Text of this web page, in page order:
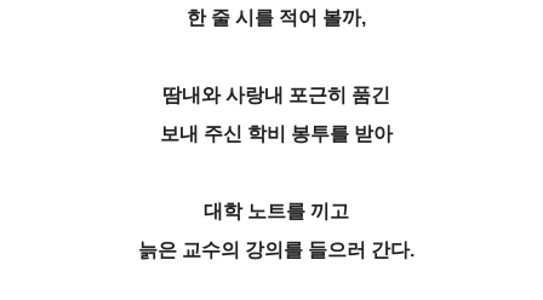
한 줄 시를 적어 볼까,
땀내와 사랑내 포근히 품긴
보내 주신 학비 봉투를 받아
대학 노트를 끼고
늙은 교수의 강의를 들으러 간다.